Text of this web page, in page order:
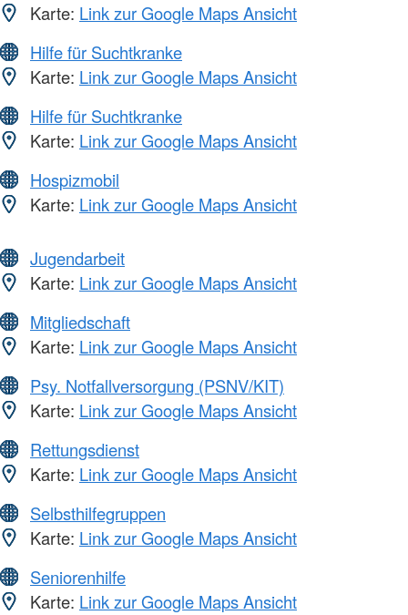
Karte: Link zur Google Maps Ansicht
Hilfe für Suchtkranke
Karte: Link zur Google Maps Ansicht
Hilfe für Suchtkranke
Karte: Link zur Google Maps Ansicht
Hospizmobil
Karte: Link zur Google Maps Ansicht
Jugendarbeit
Karte: Link zur Google Maps Ansicht
Mitgliedschaft
Karte: Link zur Google Maps Ansicht
Psy. Notfallversorgung (PSNV/KIT)
Karte: Link zur Google Maps Ansicht
Rettungsdienst
Karte: Link zur Google Maps Ansicht
Selbsthilfegruppen
Karte: Link zur Google Maps Ansicht
Seniorenhilfe
Karte: Link zur Google Maps Ansicht